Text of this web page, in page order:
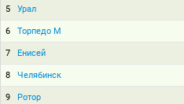
5 Урал
6 Торпедо М
7 Енисей
8 Челябинск
9 Ротор